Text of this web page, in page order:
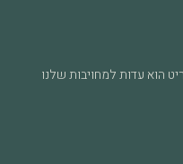
של זוהר מאז 1985. כל פריט הוא עדות למחויבות שלנו